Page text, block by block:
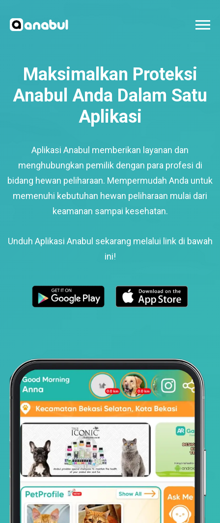
Maksimalkan Proteksi
Anabul Anda Dalam Satu
Aplikasi
Aplikasi Anabul memberikan layanan dan
menghubungkan pemilik dengan para profesi di
bidang hewan peliharaan. Mempermudah Anda untuk
memenuhi kebutuhan hewan peliharaan mulai dari
keamanan sampai kesehatan.
Unduh Aplikasi Anabul sekarang melalui link di bawah
ini!